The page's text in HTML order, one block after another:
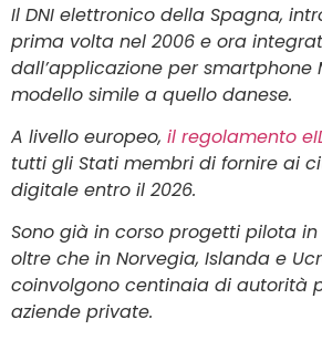
Il DNI elettronico della Spagna,
prima volta nel 2006 e ora
dall’applicazione per smartphone
modello simile a quello danese.
A livello europeo, il regolamento
tutti gli Stati membri di fornire ai
digitale entro il 2026.
Sono già in corso progetti pilota in
oltre che in Norvegia, Islanda e
coinvolgono centinaia di autorità
aziende private.